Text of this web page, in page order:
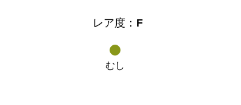
レア度： F
むし